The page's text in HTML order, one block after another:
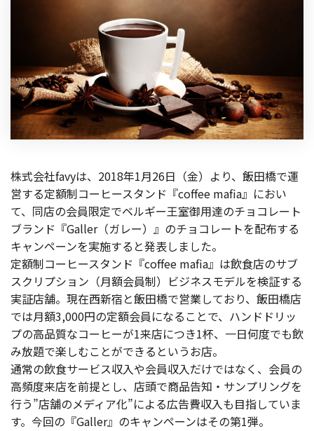
株式会社favyは、2018年1月26日（金）より、飯田橋で運
営する定額制コーヒースタンド『coffee mafia』におい
て、同店の会員限定でベルギー王室御用達のチョコレート
ブランド『Galler（ガレー）』のチョコレートを配布する
キャンペーンを実施すると発表しました。
定額制コーヒースタンド『coffee mafia』は飲食店のサブ
スクリプション（月額会員制）ビジネスモデルを検証する
実証店舗。現在西新宿と飯田橋で営業しており、飯田橋店
では月額3,000円の定額会員になることで、ハンドドリッ
プの高品質なコーヒーが1来店につき1杯、一日何度でも飲
み放題で楽しむことができるというお店。
通常の飲食サービス収入や会員収入だけではなく、会員の
高頻度来店を前提とし、店頭で商品告知・サンプリングを
行う”店舗のメディア化”による広告費収入も目指していま
す。今回の『Galler』のキャンペーンはその第1弾。